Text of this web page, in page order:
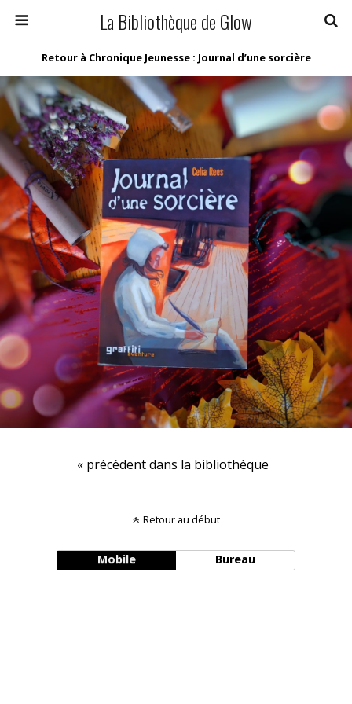
La Bibliothèque de Glow
Retour à Chronique Jeunesse : Journal d’une sorcière
« précédent dans la bibliothèque
Retour au début
Mobile Bureau